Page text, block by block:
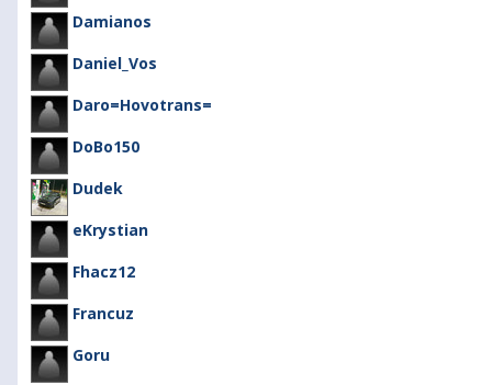
Damianos
Daniel_Vos
Daro=Hovotrans=
DoBo150
Dudek
eKrystian
Fhacz12
Francuz
Goru